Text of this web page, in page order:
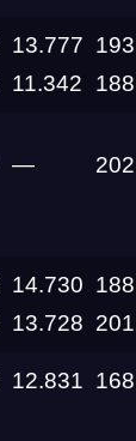
13.777
11.342
—
14.730
13.728
12.831